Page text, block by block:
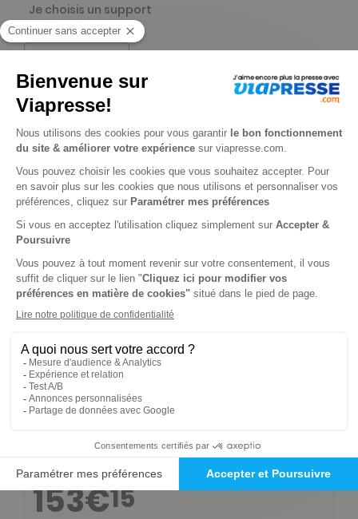
Je choisis un support
Je choisis une durée
Abonnement 1 an
11 n° • Papier + accès à tous les contenus du site + accès au magazine en version numérique + abonnement à Tribune de Lyon (52 n° / an) + Grains de Sel (10 n° / an) + adhésion au club Lyon Décideurs
408€40
Tarif France métropolitaine
Renouvellement à date d’anniversaire
Abonnement 1 an
255€25
Tarif France métropolitaine
Renouvellement à date d’anniversaire
Abonnement 1 an
153€15